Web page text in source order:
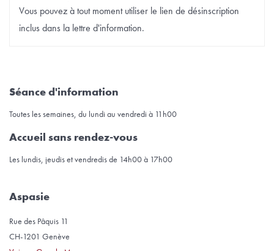
Vous pouvez à tout moment utiliser le lien de désinscription
inclus dans la lettre d'information.
Séance d'information
Toutes les semaines, du lundi au vendredi à 11h00
Accueil sans rendez-vous
Les lundis, jeudis et vendredis de 14h00 à 17h00
Aspasie
Rue des Pâquis 11
CH-1201 Genève